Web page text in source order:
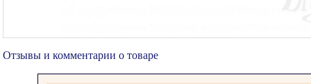
Отзывы и комментарии о товаре